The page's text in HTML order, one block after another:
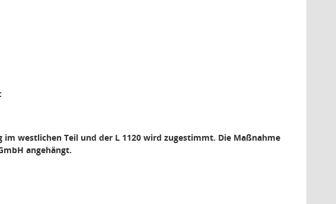
westlichen Teil und der L 1120 wird zugestimmt. Die Maßnahme
angehängt.